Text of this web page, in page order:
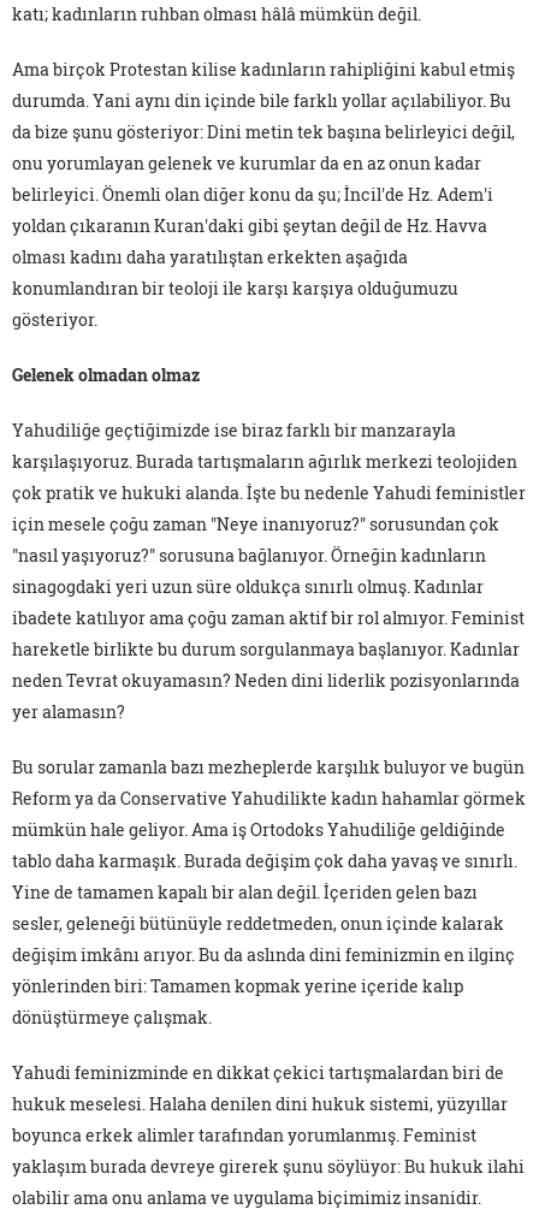
katı; kadınların ruhban olması hâlâ mümkün değil.
Ama birçok Protestan kilise kadınların rahipliğini kabul etmiş
durumda. Yani aynı din içinde bile farklı yollar açılabiliyor. Bu
da bize şunu gösteriyor: Dini metin tek başına belirleyici değil,
onu yorumlayan gelenek ve kurumlar da en az onun kadar
belirleyici. Önemli olan diğer konu da şu; İncil'de Hz. Adem'i
yoldan çıkaranın Kuran'daki gibi şeytan değil de Hz. Havva
olması kadını daha yaratılıştan erkekten aşağıda
konumlandıran bir teoloji ile karşı karşıya olduğumuzu
gösteriyor.
Gelenek olmadan olmaz
Yahudiliğe geçtiğimizde ise biraz farklı bir manzarayla
karşılaşıyoruz. Burada tartışmaların ağırlık merkezi teolojiden
çok pratik ve hukuki alanda. İşte bu nedenle Yahudi feministler
için mesele çoğu zaman "Neye inanıyoruz?" sorusundan çok
"nasıl yaşıyoruz?" sorusuna bağlanıyor. Örneğin kadınların
sinagogdaki yeri uzun süre oldukça sınırlı olmuş. Kadınlar
ibadete katılıyor ama çoğu zaman aktif bir rol almıyor. Feminist
hareketle birlikte bu durum sorgulanmaya başlanıyor. Kadınlar
neden Tevrat okuyamasın? Neden dini liderlik pozisyonlarında
yer alamasın?
Bu sorular zamanla bazı mezheplerde karşılık buluyor ve bugün
Reform ya da Conservative Yahudilikte kadın hahamlar görmek
mümkün hale geliyor. Ama iş Ortodoks Yahudiliğe geldiğinde
tablo daha karmaşık. Burada değişim çok daha yavaş ve sınırlı.
Yine de tamamen kapalı bir alan değil. İçeriden gelen bazı
sesler, geleneği bütünüyle reddetmeden, onun içinde kalarak
değişim imkânı arıyor. Bu da aslında dini feminizmin en ilginç
yönlerinden biri: Tamamen kopmak yerine içeride kalıp
dönüştürmeye çalışmak.
Yahudi feminizminde en dikkat çekici tartışmalardan biri de
hukuk meselesi. Halaha denilen dini hukuk sistemi, yüzyıllar
boyunca erkek alimler tarafından yorumlanmış. Feminist
yaklaşım burada devreye girerek şunu söylüyor: Bu hukuk ilahi
olabilir ama onu anlama ve uygulama biçimimiz insanidir.